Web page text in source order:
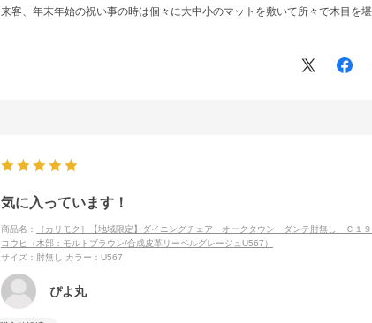
来客、年末年始の祝い事の時は個々に大中小のマットを敷いて所々で木目を堪
気に入っています！
商品名：
［カリモク］【地域限定】ダイニングチェア オークタウン ダンテ肘無し Ｃ１９
コウヒ（木部：モルトブラウン/合成皮革リーベルグレージュU567）
サイズ：肘無し
カラー：U567
ぴよ丸